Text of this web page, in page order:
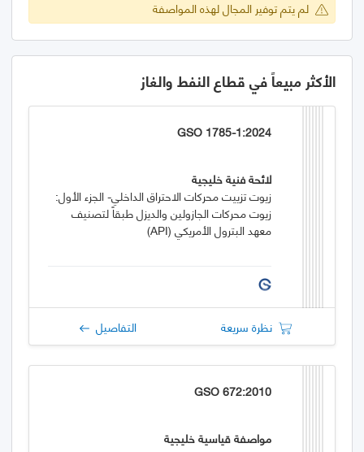
لم يتم توفير المجال لهذه المواصفة
الأكثر مبيعاً في قطاع النفط والغاز
GSO 1785-1:2024
لائحة فنية خليجية
زيوت تزييت محركات الاحتراق الداخلي- الجزء الأول:
زيوت محركات الجازولين والديزل طبقاً لتصنيف
معهد البترول الأمريكي (API)
نظرة سريعة التفاصيل
GSO 672:2010
مواصفة قياسية خليجية